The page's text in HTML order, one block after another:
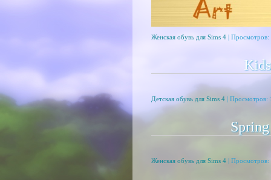
Женская обувь для Sims 4| Просмотров:
Детская обувь для Sims 4| Просмотров:
Женская обувь для Sims 4| Просмотров: